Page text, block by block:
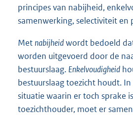
principes van nabijheid,
samenwerking, selectiviteit
Met nabijheidwordt bedoeld
worden uitgevoerd door de
bestuurslaag. Enkelvoudigheid
bestuurslaag toezicht houdt.
situatie waarin er toch sprake
toezichthouder, moet er